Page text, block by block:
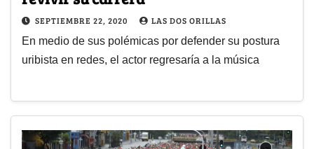
SEPTIEMBRE 22, 2020 LAS DOS ORILLAS
En medio de sus polémicas por defender su postura
uribista en redes, el actor regresaría a la música